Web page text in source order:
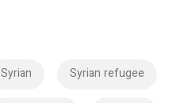
Syrian refugee
Syrian